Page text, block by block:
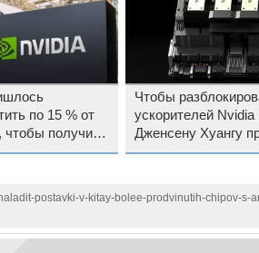
по 15 % от
чтобы получить
на чипы
Чтобы
ускорителей Nvidia
Дженсену Хуангу
идти к Трампу
postavki-v-kitay-bolee-prodvinutih-chipov-s-